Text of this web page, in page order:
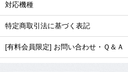
対応機種
特定商取引法に基づく表記
[有料会員限定] お問い合わせ・Ｑ＆Ａ